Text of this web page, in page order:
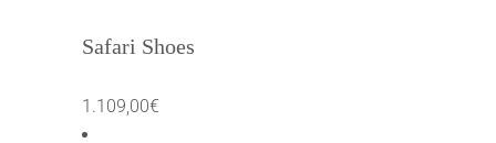
Safari Shoes
1.109,00€